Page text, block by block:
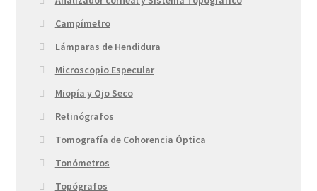
Campímetro
Lámparas de Hendidura
Microscopio Especular
Miopía y Ojo Seco
Retinógrafos
Tomografía de Cohorencia Óptica
Tonómetros
Topógrafos